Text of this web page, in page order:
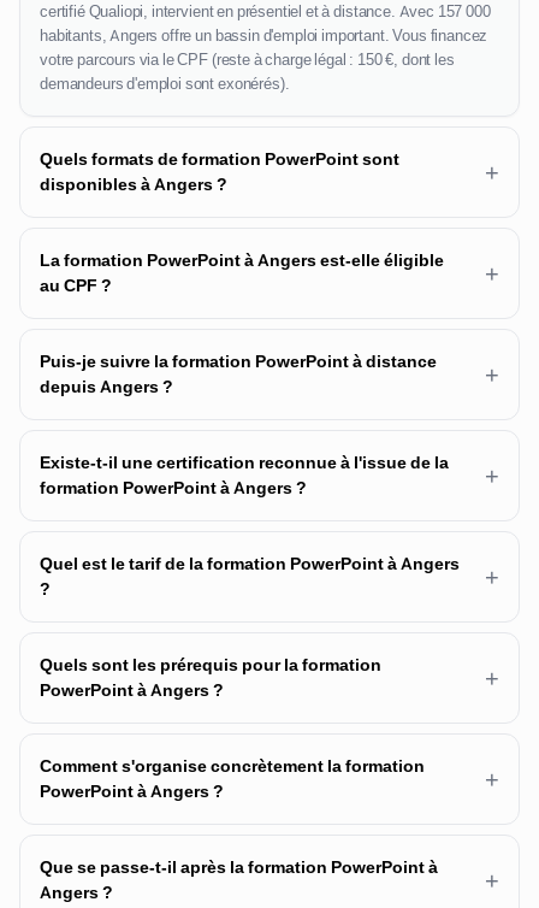
certifié Qualiopi, intervient en présentiel et à distance. Avec 157 000
habitants, Angers offre un bassin d'emploi important. Vous financez
votre parcours via le CPF (reste à charge légal : 150 €, dont les
demandeurs d'emploi sont exonérés).
Quels formats de formation PowerPoint sont
disponibles à Angers ?
+
La formation PowerPoint à Angers est-elle éligible
au CPF ?
+
Puis-je suivre la formation PowerPoint à distance
depuis Angers ?
+
Existe-t-il une certification reconnue à l'issue de la
formation PowerPoint à Angers ?
+
Quel est le tarif de la formation PowerPoint à Angers
?
+
Quels sont les prérequis pour la formation
PowerPoint à Angers ?
+
Comment s'organise concrètement la formation
PowerPoint à Angers ?
+
Que se passe-t-il après la formation PowerPoint à
Angers ?
+